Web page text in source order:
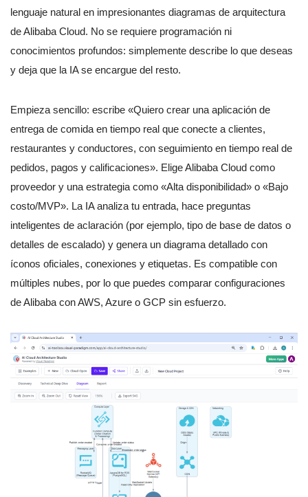
lenguaje natural en impresionantes diagramas de arquitectura
de Alibaba Cloud. No se requiere programación ni
conocimientos profundos: simplemente describe lo que deseas
y deja que la IA se encargue del resto.
Empieza sencillo: escribe «Quiero crear una aplicación de
entrega de comida en tiempo real que conecte a clientes,
restaurantes y conductores, con seguimiento en tiempo real de
pedidos, pagos y calificaciones». Elige Alibaba Cloud como
proveedor y una estrategia como «Alta disponibilidad» o «Bajo
costo/MVP». La IA analiza tu entrada, hace preguntas
inteligentes de aclaración (por ejemplo, tipo de base de datos o
detalles de escalado) y genera un diagrama detallado con
íconos oficiales, conexiones y etiquetas. Es compatible con
múltiples nubes, por lo que puedes comparar configuraciones
de Alibaba con AWS, Azure o GCP sin esfuerzo.